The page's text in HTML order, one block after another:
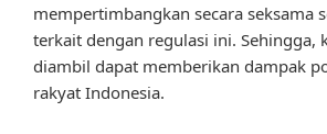
mempertimbangkan secara seksama
terkait dengan regulasi ini. Sehingga,
diambil dapat memberikan dampak
rakyat Indonesia.